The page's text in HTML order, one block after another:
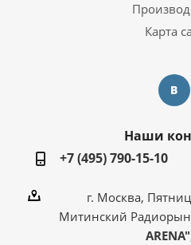
Карта
Наши
+7 (495) 790-15-10
г. Москва,
Митинский
ARENA"